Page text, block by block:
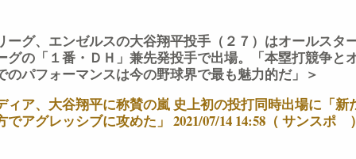
ーグ、エンゼルスの大谷翔平投手（２７）はオールスタ
グの「１番・ＤＨ」兼先発投手で出場。「本塁打競争と
のパフォーマンスは今の野球界で最も魅力的だ」＞
ィア、大谷翔平に称賛の嵐 史上初の投打同時出場に「新
でアグレッシブに攻めた」 2021/07/14 14:58（ サンスポ